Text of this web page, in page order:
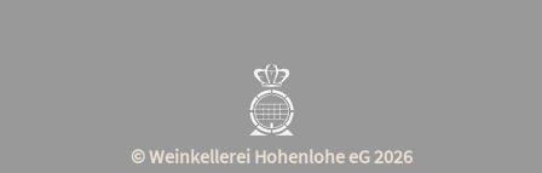
© Weinkellerei Hohenlohe eG 2026